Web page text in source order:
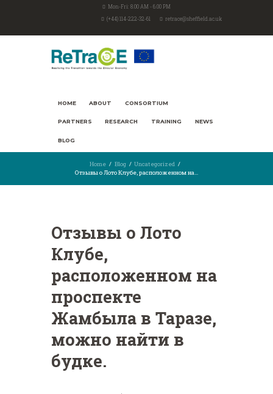
Mon-Fri: 8.00 AM - 6.00 PM
(+44) 114-222-32-61
retrace@sheffield.ac.uk
HOME ABOUT CONSORTIUM
PARTNERS RESEARCH TRAINING NEWS
BLOG
Home Blog
Uncategorized
Отзывы о Лото Клубе, расположенном на...
Отзывы о Лото
Клубе,
расположенном на
проспекте
Жамбыла в Таразе,
можно найти в
будке.